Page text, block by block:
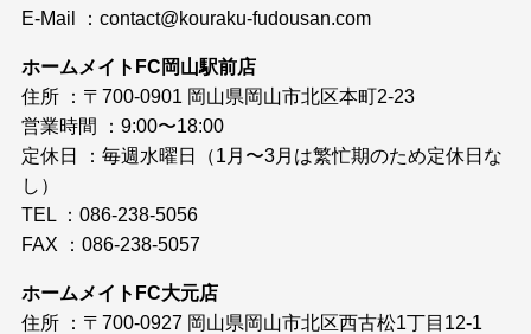
E-Mail ： contact@kouraku-fudousan.com
ホームメイトFC岡山駅前店
住所 ：〒700-0901 岡山県岡山市北区本町2-23
営業時間 ：9:00〜18:00
定休日 ：毎週水曜日（1月〜3月は繁忙期のため定休日な
し）
TEL ：086-238-5056
FAX ：086-238-5057
ホームメイトFC大元店
住所 ：〒700-0927 岡山県岡山市北区西古松1丁目12-1